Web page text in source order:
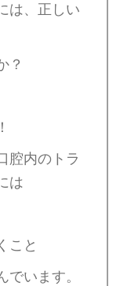
は、正しい
？
腔内のトラ
は
こと
います。